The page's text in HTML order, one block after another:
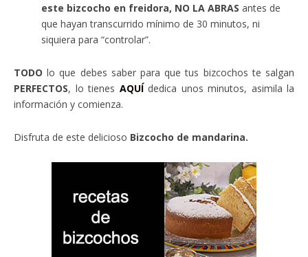
este bizcocho en freidora, NO LA ABRAS antes de
que hayan transcurrido mínimo de 30 minutos, ni
siquiera para “controlar”.
TODO lo que debes saber para que tus bizcochos te salgan
PERFECTOS, lo tienes AQUÍdedica unos minutos, asimila la
información y comienza.
Disfruta de este delicioso Bizcocho de mandarina.